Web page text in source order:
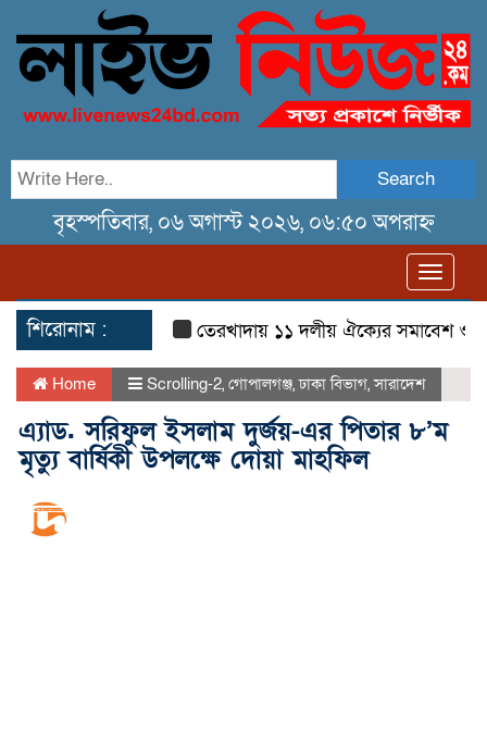
Search
বৃহস্পতিবার, ০৬ অগাস্ট ২০২৬, ০৬:৫০ অপরাহ্ন
শিরোনাম : তেরখাদায় ১১ দলীয় ঐক্যের সমাবেশ ও গণ
Home Scrolling-2, গোপালগঞ্জ,ঢাকা বিভাগ,সারাদেশ
এ্যাড. সরিফুল ইসলাম দুর্জয়-এর পিতার ৮’ম
মৃত্যু বার্ষিকী উপলক্ষে দোয়া মাহফিল